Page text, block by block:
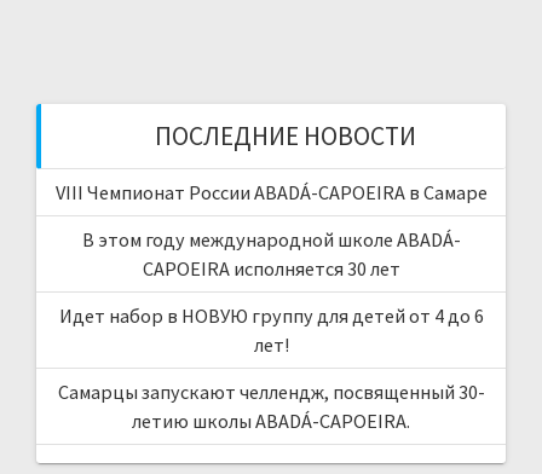
ПОСЛЕДНИЕ НОВОСТИ
VIII Чемпионат России ABADÁ-CAPOEIRA в Самаре
В этом году международной школе ABADÁ-
CAPOEIRA исполняется 30 лет
Идет набор в НОВУЮ группу для детей от 4 до 6
лет!
Самарцы запускают челлендж, посвященный 30-
летию школы ABADÁ-CAPOEIRA.